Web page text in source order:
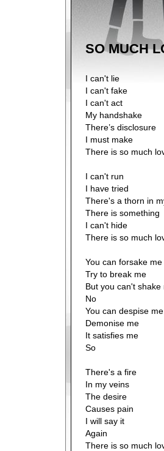
SO MUCH
I can't lie
I can't fake
I can't act
My handshake
There’s disclosure
I must make
There is so much
I can't run
I have tried
There's a thorn in
There is something
I can't hide
There is so much
You can forsake me
Try to break me
But you can't shake
No
You can despise me
Demonise me
It satisfies me
So
There's a fire
In my veins
The desire
Causes pain
I will say it
Again
There is so much